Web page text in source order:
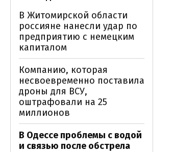
В Житомирской области
россияне нанесли удар по
предприятию с немецким
капиталом
Компанию, которая
несвоевременно поставила
дроны для ВСУ,
оштрафовали на 25
миллионов
В Одессе проблемы с водой
и связью после обстрела